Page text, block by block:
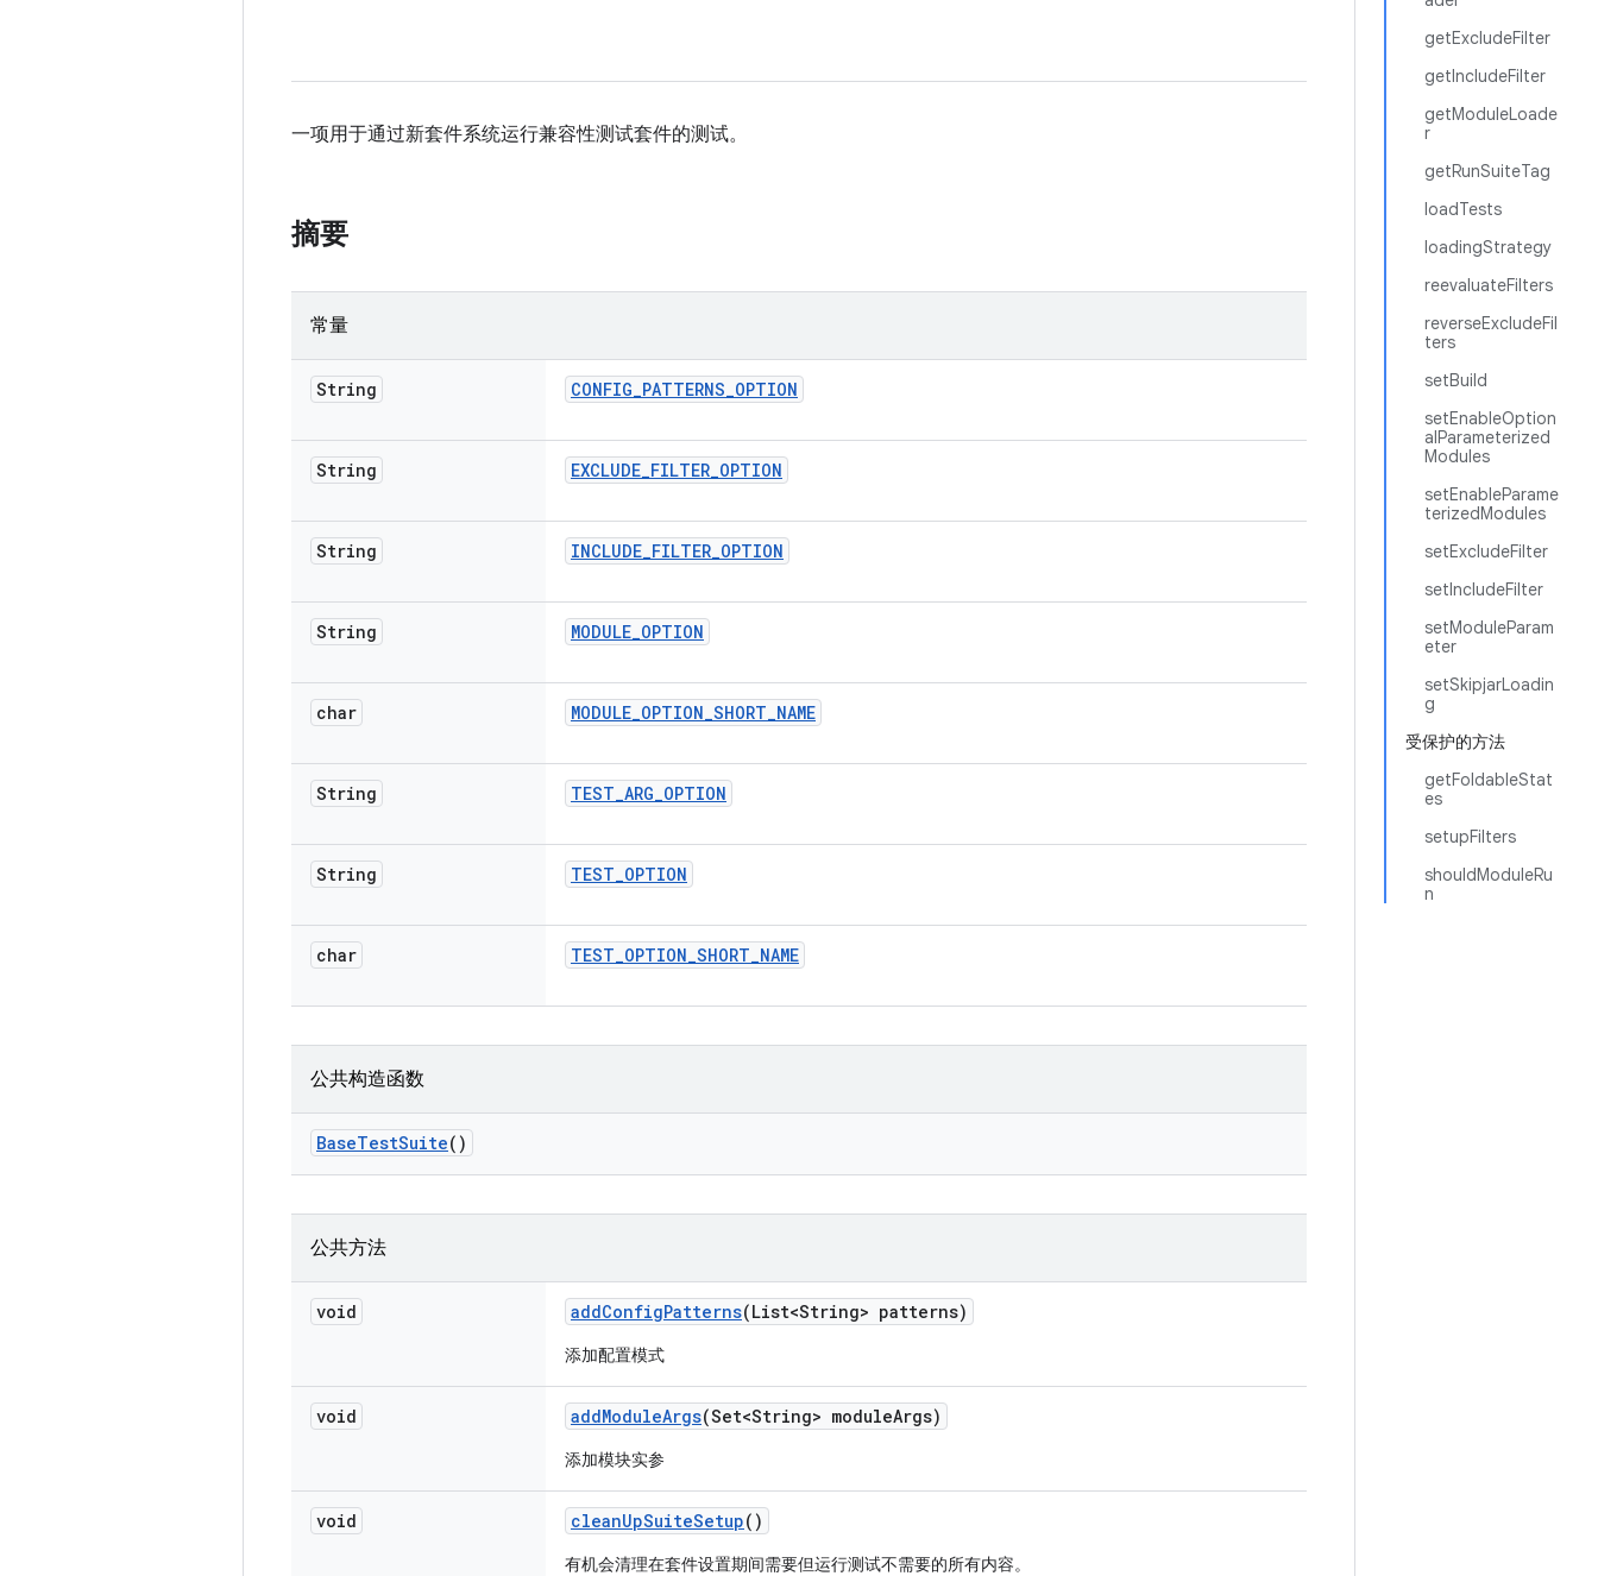
getExcludeFilter
getIncludeFilter
getModuleLoade
r
getRunSuiteTag
loadTests
loadingStrategy
reevaluateFilters
reverseExcludeFil
ters
setBuild
setEnableOption
alParameterized
Modules
setEnableParame
terizedModules
setExcludeFilter
setIncludeFilter
setModuleParam
eter
setSkipjarLoadin
g
受保护的方法
getFoldableStat
es
setupFilters
shouldModuleRu
n
一项用于通过新套件系统运行兼容性测试套件的测试。
摘要
常量
String CONFIG_PATTERNS_OPTION
String EXCLUDE_FILTER_OPTION
String INCLUDE_FILTER_OPTION
String MODULE_OPTION
char MODULE_OPTION_SHORT_NAME
String TEST_ARG_OPTION
String TEST_OPTION
char TEST_OPTION_SHORT_NAME
公共构造函数
BaseTestSuite()
公共方法
void addConfigPatterns(List<String> patterns)
添加配置模式
void addModuleArgs(Set<String> moduleArgs)
添加模块实参
void cleanUpSuiteSetup()
有机会清理在套件设置期间需要但运行测试不需要的所有内容。